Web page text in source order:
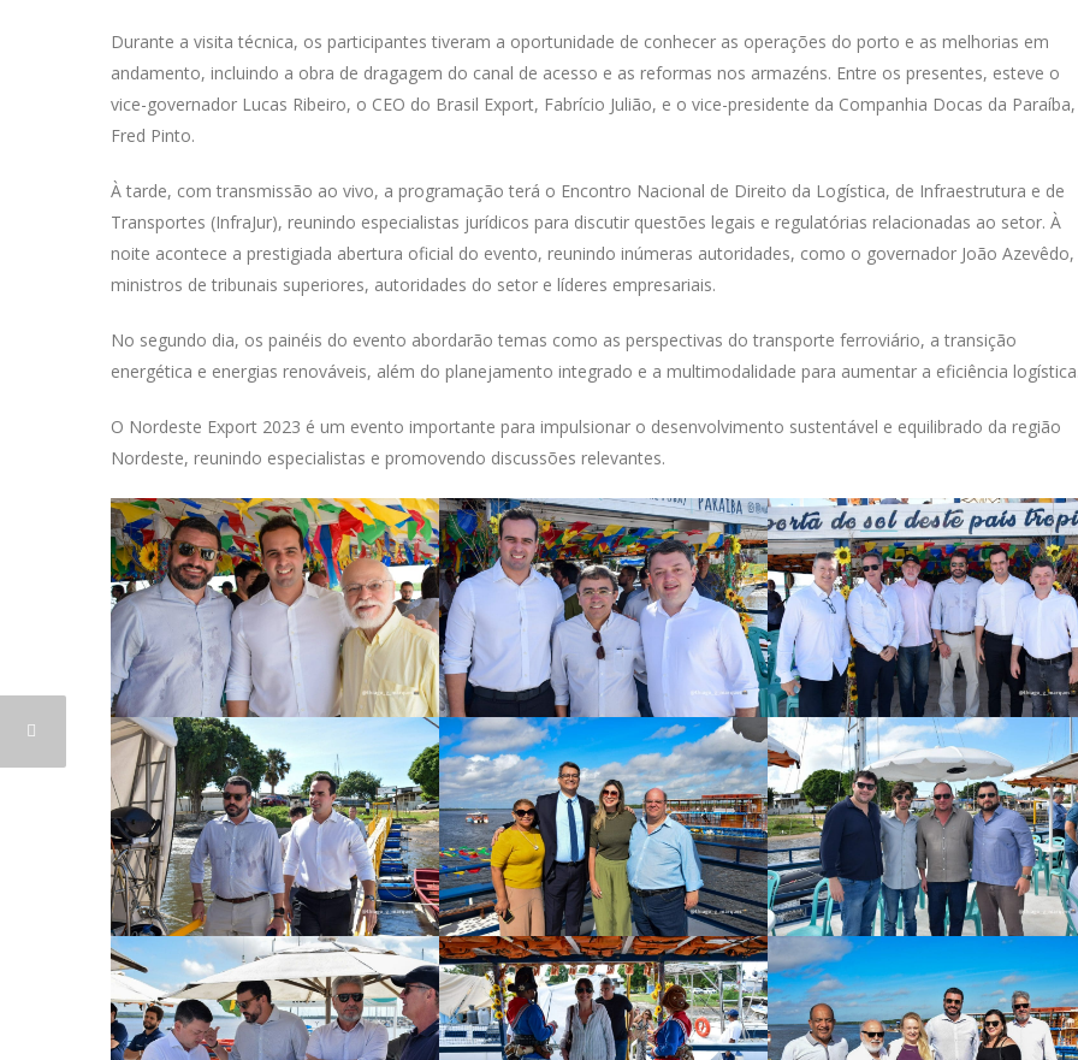
Durante a visita técnica, os participantes tiveram a oportunidade de conhecer as operações do porto e as melhorias em
andamento, incluindo a obra de dragagem do canal de acesso e as reformas nos armazéns. Entre os presentes, esteve o
vice-governador Lucas Ribeiro, o CEO do Brasil Export, Fabrício Julião, e o vice-presidente da Companhia Docas da Paraíba,
Fred Pinto.
À tarde, com transmissão ao vivo, a programação terá o Encontro Nacional de Direito da Logística, de Infraestrutura e de
Transportes (InfraJur), reunindo especialistas jurídicos para discutir questões legais e regulatórias relacionadas ao setor. À
noite acontece a prestigiada abertura oficial do evento, reunindo inúmeras autoridades, como o governador João Azevêdo,
ministros de tribunais superiores, autoridades do setor e líderes empresariais.
No segundo dia, os painéis do evento abordarão temas como as perspectivas do transporte ferroviário, a transição
energética e energias renováveis, além do planejamento integrado e a multimodalidade para aumentar a eficiência
O Nordeste Export 2023 é um evento importante para impulsionar o desenvolvimento sustentável e equilibrado da região
Nordeste, reunindo especialistas e promovendo discussões relevantes.